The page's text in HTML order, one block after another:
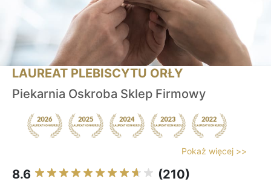
LAUREAT PLEBISCYTU ORŁY
Piekarnia Oskroba Sklep Firmowy
Pokaż więcej >>
8.6 (210)